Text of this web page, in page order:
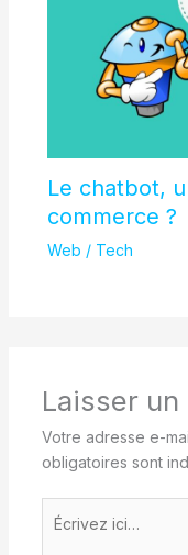
Le chatbot,
commerce ?
Web / Tech
Laisser
Votre adresse e-
obligatoires sont
ici…